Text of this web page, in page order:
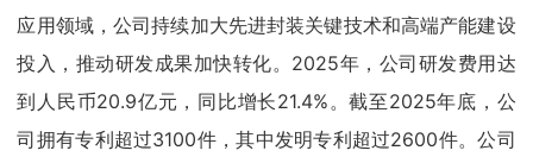
应用领域，公司持续加大先进封装关键技术和高端产能建设
投入，推动研发成果加快转化。2025年，公司研发费用达
到人民币20.9亿元，同比增长21.4%。截至2025年底，公
司拥有专利超过3100件，其中发明专利超过2600件。公司